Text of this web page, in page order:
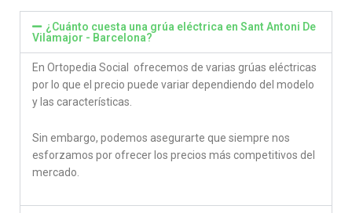
¿Cuánto cuesta una grúa eléctrica en Sant Antoni De
Vilamajor - Barcelona?
En Ortopedia Social ofrecemos de varias grúas eléctricas
por lo que el precio puede variar dependiendo del modelo
y las características.
Sin embargo, podemos asegurarte que siempre nos
esforzamos por ofrecer los precios más competitivos del
mercado.